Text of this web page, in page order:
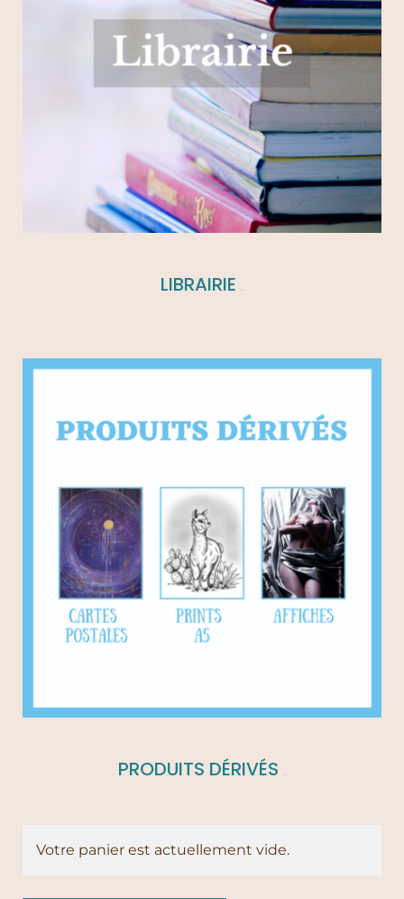
LIBRAIRIE
PRODUITS DÉRIVÉS
Votre panier est actuellement vide.